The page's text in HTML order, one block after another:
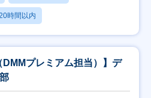
時間以内
DMMプレミアム担当）】デ